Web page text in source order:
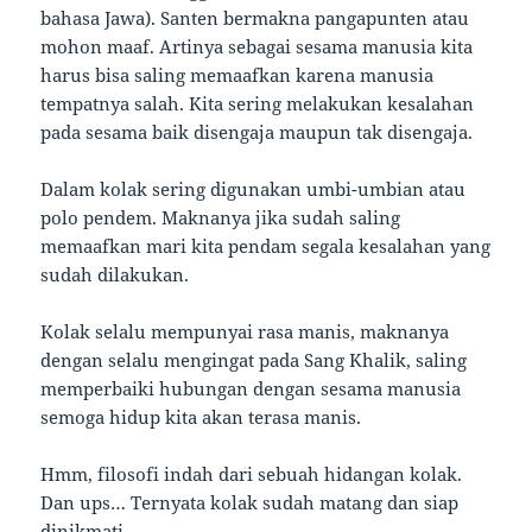
bahasa Jawa). Santen bermakna pangapunten atau
mohon maaf. Artinya sebagai sesama manusia kita
harus bisa saling memaafkan karena manusia
tempatnya salah. Kita sering melakukan kesalahan
pada sesama baik disengaja maupun tak disengaja.
Dalam kolak sering digunakan umbi-umbian atau
polo pendem. Maknanya jika sudah saling
memaafkan mari kita pendam segala kesalahan yang
sudah dilakukan.
Kolak selalu mempunyai rasa manis, maknanya
dengan selalu mengingat pada Sang Khalik, saling
memperbaiki hubungan dengan sesama manusia
semoga hidup kita akan terasa manis.
Hmm, filosofi indah dari sebuah hidangan kolak.
Dan ups… Ternyata kolak sudah matang dan siap